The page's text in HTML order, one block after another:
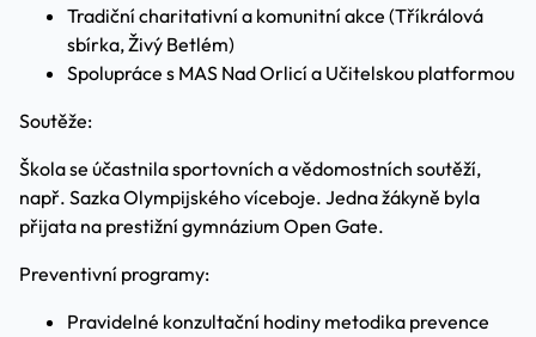
Tradiční charitativní a komunitní akce (Tříkrálová
sbírka, Živý Betlém)
Spolupráce s MAS Nad Orlicí a Učitelskou platformou
Soutěže:
Škola se účastnila sportovních a vědomostních soutěží,
např. Sazka Olympijského víceboje. Jedna žákyně byla
přijata na prestižní gymnázium Open Gate.
Preventivní programy:
Pravidelné konzultační hodiny metodika prevence